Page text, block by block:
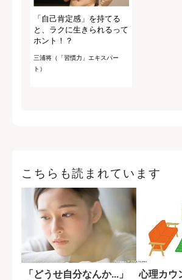
「自己肯定感」を持てる
と、ラクに生きられるって
ホント！？
三浦将（「習慣力」エキスパー
ト）
こちらも読まれています
「どうせ自分なんか...」
心理カウ